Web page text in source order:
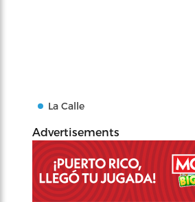
La Calle
Advertisements